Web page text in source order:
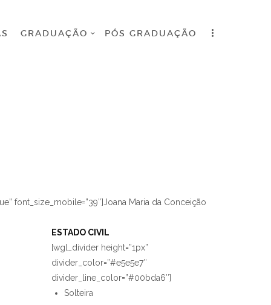
GRADUAÇÃO PÓS GRADUAÇÃO
font_size_mobile=”39″]Joana Maria da Conceição
ESTADO CIVIL
[wgl_divider height=”1px”
divider_color=”#e5e5e7″
divider_line_color=”#00bda6″]
Solteira